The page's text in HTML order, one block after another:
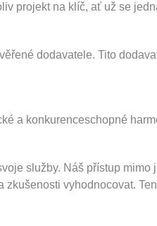
projekt na klíč, ať už se
dodavatele. Tito
a konkurenceschopné
služby. Náš přístup
vyhodnocovat.